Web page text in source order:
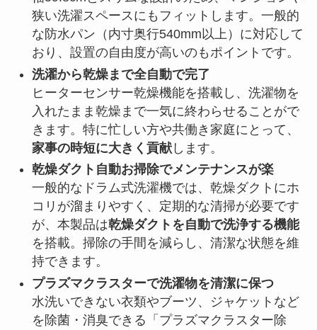
狭い洗濯スペースにもフィットします。一般的
な防水パン（内寸奥行540mm以上）に対応して
おり、設置の自由度が高いのもポイントです。
洗濯から乾燥まで全自動で完了
ヒーターセンサー乾燥機能を搭載し、洗濯物を
入れたまま乾燥まで一気に終わらせることがで
きます。特に忙しい方や共働き家庭にとって、
家事の時短に大きく貢献します。
乾燥ダクト自動お掃除でメンテナンスが楽
一般的なドラム式洗濯機では、乾燥ダクトにホ
コリが溜まりやすく、定期的な清掃が必要です
が、本製品は乾燥ダクトを自動で洗浄する機能
を搭載。掃除の手間を減らし、清潔な状態を維
持できます。
プラズマクラスターで洗濯物を清潔に保つ
水洗いできない衣類やブーツ、ジャケットなど
を除菌・消臭できる「プラズマクラスター除